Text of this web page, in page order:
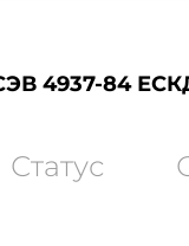
4937-84
Статус